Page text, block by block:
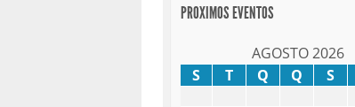
PROXIMOS EVENTOS
AGOSTO 2026
S
T Q Q S